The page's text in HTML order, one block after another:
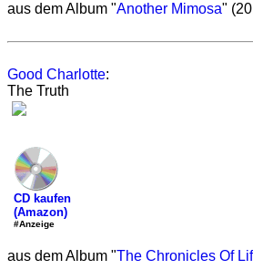
aus dem Album "Another Mimosa"
Good Charlotte:
The Truth
CD kaufen
(Amazon)
#Anzeige
aus dem Album "The Chronicles Of